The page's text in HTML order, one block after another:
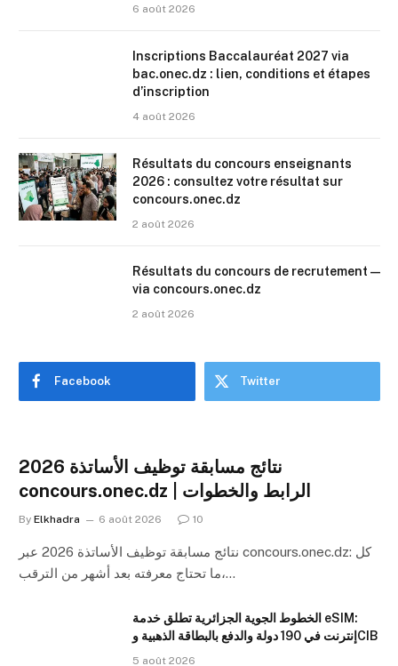
6 août 2026
Inscriptions Baccalauréat 2027 via
bac.onec.dz : lien, conditions et étapes
d’inscription
4 août 2026
Résultats du concours enseignants
2026 : consultez votre résultat sur
concours.onec.dz
2 août 2026
Résultats du concours de recrutement —
via concours.onec.dz
2 août 2026
Facebook Twitter
نتائج مسابقة توظيف الأساتذة 2026
concours.onec.dz | الرابط والخطوات
By Elkhadra 6 août 2026 10
نتائج مسابقة توظيف الأساتذة 2026 عبر concours.onec.dz: كل
ما تحتاج معرفته بعد أشهر من الترقب،…
الخطوط الجوية الجزائرية تطلق خدمة eSIM:
إنترنت في 190 دولة والدفع بالبطاقة الذهبية وCIB
5 août 2026